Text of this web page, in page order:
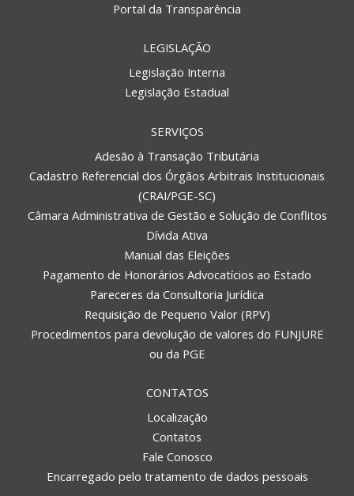
Portal da Transparência
LEGISLAÇÃO
Legislação Interna
Legislação Estadual
SERVIÇOS
Adesão à Transação Tributária
Cadastro Referencial dos Órgãos Arbitrais Institucionais
(CRAI/PGE-SC)
Câmara Administrativa de Gestão e Solução de Conflitos
Dívida Ativa
Manual das Eleições
Pagamento de Honorários Advocatícios ao Estado
Pareceres da Consultoria Jurídica
Requisição de Pequeno Valor (RPV)
Procedimentos para devolução de valores do FUNJURE
ou da PGE
CONTATOS
Localização
Contatos
Fale Conosco
Encarregado pelo tratamento de dados pessoais